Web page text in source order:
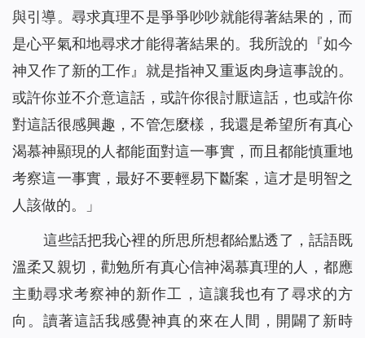
與引導。尋求真理不是爭爭吵吵就能得著結果的，而
是心平氣和地尋求才能得著結果的。我所說的『如今
神又作了新的工作』就是指神又重返肉身這事說的。
或許你並不介意這話，或許你很討厭這話，也或許你
對這話很感興趣，不管怎麼樣，我還是希望所有真心
渴慕神顯現的人都能面對這一事實，而且都能慎重地
考察這一事實，最好不要輕易下斷案，這才是明智之
人該做的。
」
這些話把我心裡的所思所想都給點透了，話語既
溫柔又親切，勸勉所有真心信神渴慕真理的人，都應
主動尋求考察神的新作工，這讓我也有了尋求的方
向。讀著這話我感覺神真的來在人間，開闢了新時